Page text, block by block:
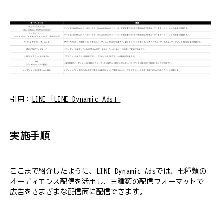
引用： LINE「LINE Dynamic Ads」
実施手順
ここまで紹介したように、LINE Dynamic Adsでは、七種類の
オーディエンス配信を活用し、三種類の配信フォーマットで
広告をさまざまな配信面に配信できます。